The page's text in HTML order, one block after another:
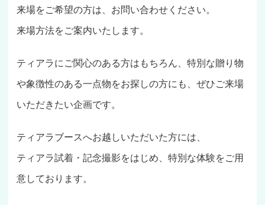
来場をご希望の方は、お問い合わせください。
来場方法をご案内いたします。
ティアラにご関心のある方はもちろん、特別な贈り物
や象徴性のある一点物をお探しの方にも、ぜひご来場
いただきたい企画です。
ティアラブースへお越しいただいた方には、
ティアラ試着・記念撮影をはじめ、特別な体験をご用
意しております。